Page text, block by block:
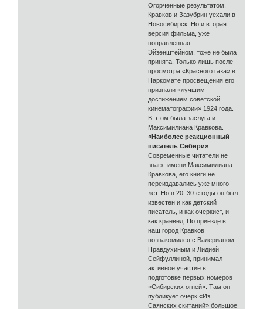
Огорченные результатом,
Кравков и Зазубрин уехали в
Новосибирск. Но и вторая
версия фильма, уже
поправленная
Эйзенштейном, тоже не была
принята. Только лишь после
просмотра «Красного газа» в
Наркомате просвещения его
признали «лучшим
достижением советской
кинематографии» 1924 года.
В этом была заслуга и
Максимилиана Кравкова.
«Наиболее реакционный
писатель Сибири»
Современные читатели не
знают имени Максимилиана
Кравкова, его книги не
переиздавались уже много
лет. Но в 20–30-е годы он был
известен и как детский
писатель, и как очеркист, и
как краевед. По приезде в
наш город Кравков
познакомился с Валерианом
Правдухиным и Лидией
Сейфуллиной, принимал
активное участие в
подготовке первых номеров
«Сибирских огней». Там он
публикует очерк «Из
Саянских скитаний» большое